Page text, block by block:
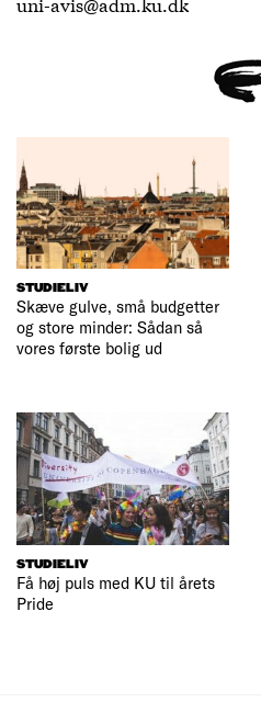
STUDIELIV
Skæve gulve, små budgetter
og store minder: Sådan så
vores første bolig ud
STUDIELIV
Få høj puls med KU til årets
Pride